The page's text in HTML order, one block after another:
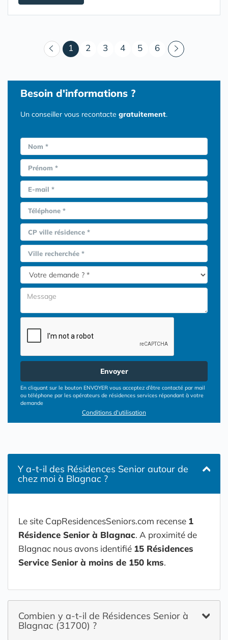
1 (courant)
2 3 4 5 6
Besoin d'informations ?
Un conseiller vous recontacte gratuitement.
Nom *
Prénom *
E-mail *
Téléphone *
CP ville résidence *
Ville recherchée *
Envoyer
En cliquant sur le bouton ENVOYER vous acceptez d’être contacté par mail
ou téléphone par les opérateurs de résidences services répondant à votre
demande
Conditions d'utilisation
Y a-t-il des Résidences Senior autour de
chez moi à Blagnac ?
Le site CapResidencesSeniors.com recense 1
Résidence Senior à Blagnac. A proximité de
Blagnac nous avons identifié 15 Résidences
Service Senior à moins de 150 kms.
Combien y a-t-il de Résidences Senior à
Blagnac (31700) ?